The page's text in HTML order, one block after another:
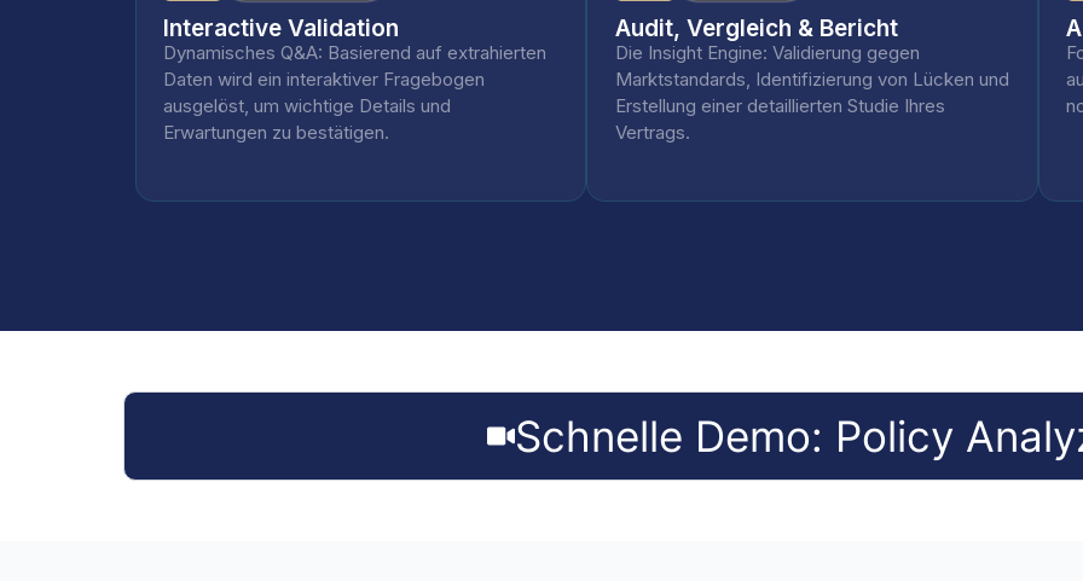
Interactive Validation
Dynamisches Q&A: Basierend auf extrahierten
Daten wird ein interaktiver Fragebogen
ausgelöst, um wichtige Details und
Erwartungen zu bestätigen.
Audit, Vergleich & Bericht
Die Insight Engine: Validierung gegen
Marktstandards, Identifizierung von Lücken und
Erstellung einer detaillierten Studie Ihres
Vertrags.
Schnelle Demo: Policy